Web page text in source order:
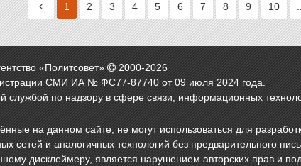
1 2 3 4 5 6 7 8 9 10
«Политсовет» 2000-2026
СМИ ИА № ФС77-87740 от 09 июля 2024 года.
службой по надзору в сфере связи, информационных
на данном сайте, не могут использоваться для
сетей и аналогичных технологий без предварительного
дисклеймеру, является нарушением авторских прав и